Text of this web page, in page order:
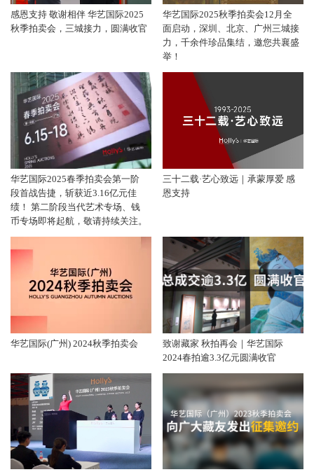
感恩支持 敬谢相伴 华艺国际2025
秋季拍卖会，三城接力，圆满收官
华艺国际2025秋季拍卖会12月全
面启动，深圳、北京、广州三城接
力，千余件珍品集结，邀您共襄盛
举！
华艺国际2025春季拍卖会第一阶
段首战告捷，斩获近3.16亿元佳
绩！ 第二阶段当代艺术专场、钱
币专场即将起航，敬请持续关注。
三十二载·艺心致远｜承蒙厚爱 感
恩支持
华艺国际(广州) 2024秋季拍卖会
致谢藏家 秋拍再会｜华艺国际
2024春拍逾3.3亿元圆满收官